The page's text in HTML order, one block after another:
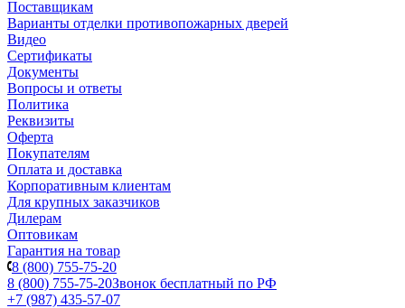
Поставщикам
Варианты отделки противопожарных дверей
Видео
Сертификаты
Документы
Вопросы и ответы
Политика
Реквизиты
Оферта
Покупателям
Оплата и доставка
Корпоративным клиентам
Для крупных заказчиков
Дилерам
Оптовикам
Гарантия на товар
8 (800) 755-75-20
8 (800) 755-75-20Звонок бесплатный по РФ
+7 (987) 435-57-07